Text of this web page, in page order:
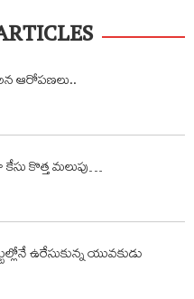
ఆరోప‌ణ‌లు..
కొత్త మలుపు…
ఉరేసుకున్న యువ‌కుడు